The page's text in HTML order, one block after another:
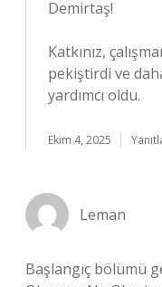
Demirtaş!
Katkınız,
pekiştirdi ve
yardımcı oldu.
Ekim 4, 2025
Leman
Başlangıç bölümü